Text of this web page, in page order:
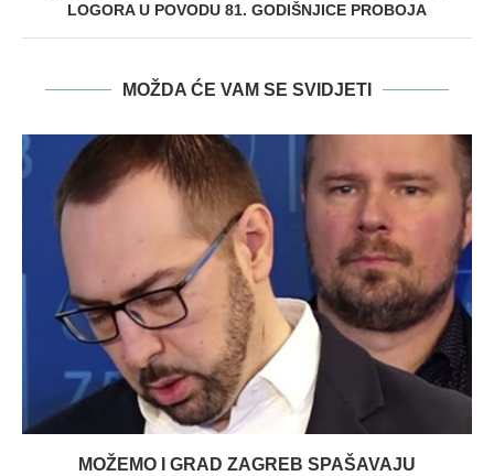
LOGORA U POVODU 81. GODIŠNJICE PROBOJA
MOŽDA ĆE VAM SE SVIDJETI
MOŽEMO I GRAD ZAGREB SPAŠAVAJU